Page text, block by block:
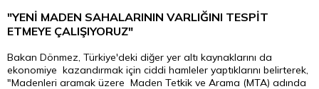
"YENİ MADEN SAHALARININ VARLIĞINI TESPİT
ETMEYE ÇALIŞIYORUZ"
Bakan Dönmez, Türkiye'deki diğer yer altı kaynaklarını da
ekonomiye kazandırmak için ciddi hamleler yaptıklarını belirterek,
"Madenleri aramak üzere Maden Tetkik ve Arama (MTA) adında